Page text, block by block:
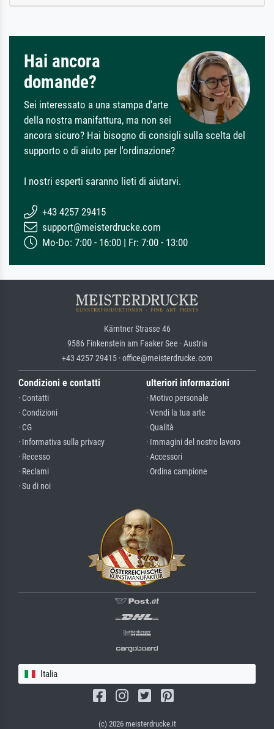
Hai ancora
domande?
Sei interessato a una stampa d'arte
della nostra manifattura, ma non sei
ancora sicuro? Hai bisogno di consigli sulla scelta del
supporto o di aiuto per l'ordinazione?
I nostri esperti saranno lieti di aiutarvi.
+43 4257 29415
support@meisterdrucke.com
Mo-Do: 7:00 - 16:00 | Fr: 7:00 - 13:00
Kärntner Strasse 46
9586 Finkenstein am Faaker See · Austria
+43 4257 29415 · office@meisterdrucke.com
Condizioni e contatti
· Contatti
· Condizioni
· CG
· Informativa sulla privacy
· Recesso
· Reclami
· Su di noi
ulteriori informazioni
· Motivo personale
· Vendi la tua arte
· Qualità
· Immagini del nostro lavoro
· Accessori
· Ordina campione
Italia
(c) 2026 meisterdrucke.it